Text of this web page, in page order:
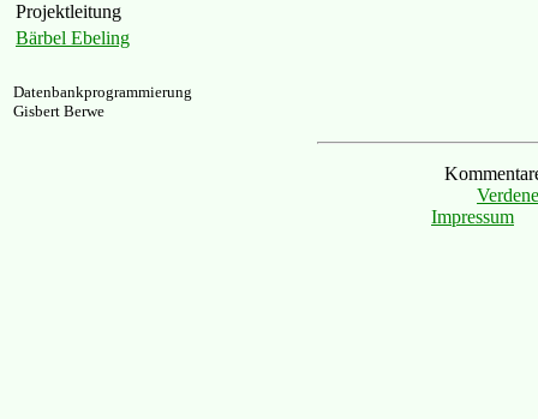
Projektleitung
Bärbel Ebeling
Datenbankprogrammierung
Gisbert Berwe
Impressum